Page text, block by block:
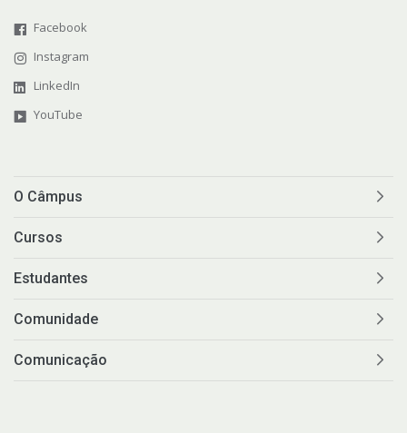
Facebook
Instagram
LinkedIn
YouTube
O Câmpus
Cursos
Estudantes
Comunidade
Comunicação